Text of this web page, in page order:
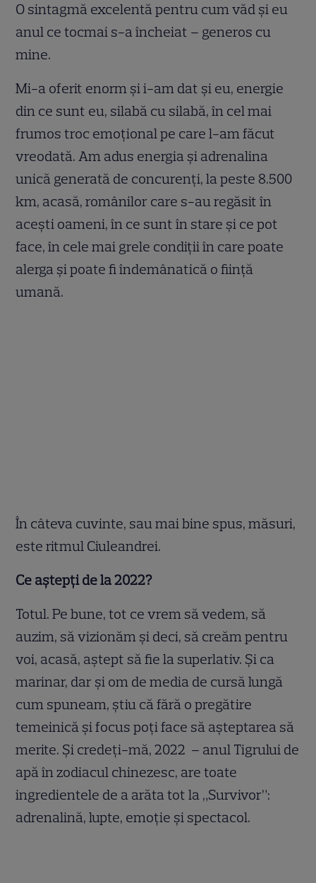
O sintagmă excelentă pentru cum văd și eu
anul ce tocmai s-a încheiat – generos cu
mine.
Mi-a oferit enorm și i-am dat și eu, energie
din ce sunt eu, silabă cu silabă, în cel mai
frumos troc emoțional pe care l-am făcut
vreodată. Am adus energia și adrenalina
unică generată de concurenți, la peste 8.500
km, acasă, românilor care s-au regăsit în
acești oameni, în ce sunt în stare și ce pot
face, în cele mai grele condiții în care poate
alerga și poate fi îndemânatică o ființă
umană.
În câteva cuvinte, sau mai bine spus, măsuri,
este ritmul Ciuleandrei.
Ce aștepți de la 2022?
Totul. Pe bune, tot ce vrem să vedem, să
auzim, să vizionăm și deci, să creăm pentru
voi, acasă, aștept să fie la superlativ. Și ca
marinar, dar și om de media de cursă lungă
cum spuneam, știu că fără o pregătire
temeinică și focus poți face să așteptarea să
merite. Și credeți-mă, 2022 – anul Tigrului de
apă în zodiacul chinezesc, are toate
ingredientele de a arăta tot la „Survivor”:
adrenalină, lupte, emoție și spectacol.